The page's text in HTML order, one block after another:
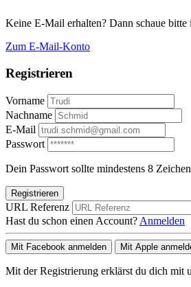
Keine E-Mail erhalten? Dann schaue
Zum E-Mail-Konto
Registrieren
Vorname
Nachname
E-Mail
Passwort
Dein Passwort sollte mindestens 8
Registrieren
URL Referenz
Hast du schon einen Account? Anmelden
Mit Facebook anmelden Mit Apple
Mit der Registrierung erklärst du dich mit